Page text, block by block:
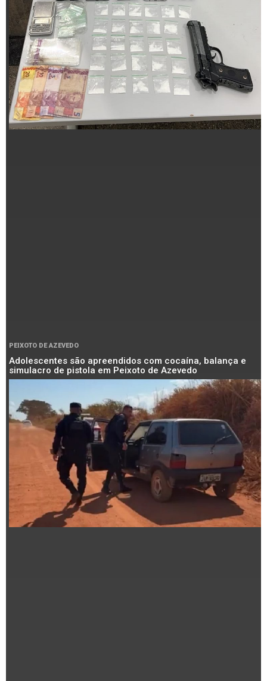
PEIXOTO DE AZEVEDO
Adolescentes são apreendidos com cocaína, balança e
simulacro de pistola em Peixoto de Azevedo